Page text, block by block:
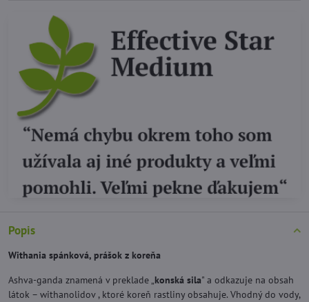
Popis
Withania spánková, prášok z koreňa
Ashva-ganda znamená v preklade „konská sila" a odkazuje na obsah
látok – withanolidov , ktoré koreň rastliny obsahuje. Vhodný do vody,